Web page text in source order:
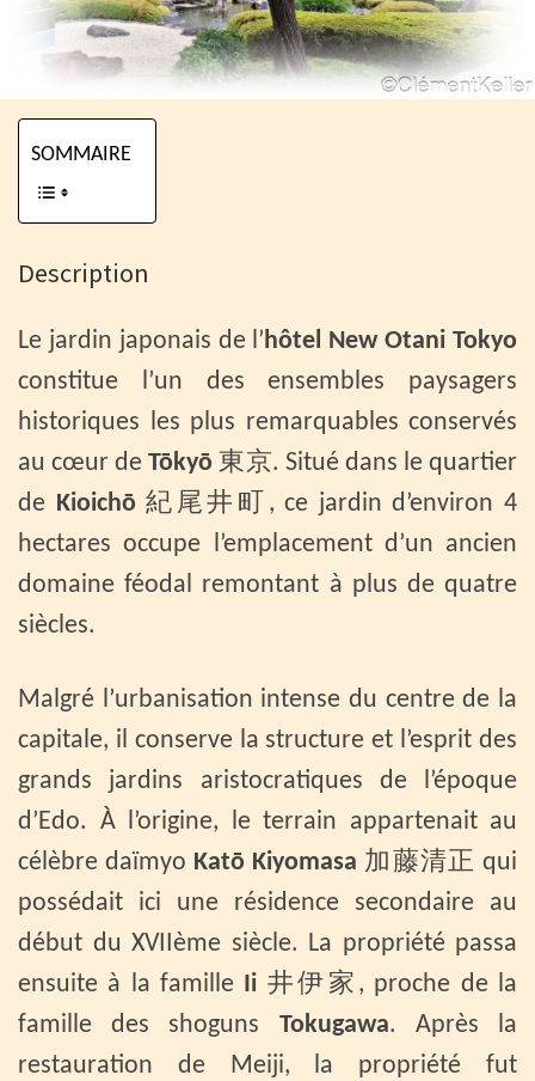
SOMMAIRE
Description
Le jardin japonais de l’hôtel New Otani Tokyo
constitue l’un des ensembles paysagers
historiques les plus remarquables conservés
au cœur deTōkyō 東京. Situé dans le quartier
de Kioichō紀尾井町, ce jardin d’environ 4
hectares occupe l’emplacement d’un ancien
domaine féodal remontant à plus de quatre
siècles.
Malgré l’urbanisation intense du centre de la
capitale, il conserve la structure et l’esprit des
grands jardins aristocratiques de l’époque
d’Edo. À l’origine, le terrain appartenait au
célèbre daïmyo Katō Kiyomasa 加藤清正 qui
possédait ici une résidence secondaire au
début du XVIIème siècle. La propriété passa
ensuite à la famille Ii 井伊家, proche de la
famille des shoguns Tokugawa. Après la
restauration de Meiji, la propriété fut